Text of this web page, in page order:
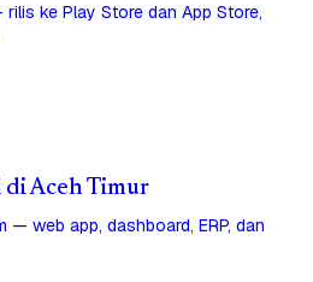
ke Play Store dan App Store,
di Aceh Timur
— web app, dashboard, ERP, dan